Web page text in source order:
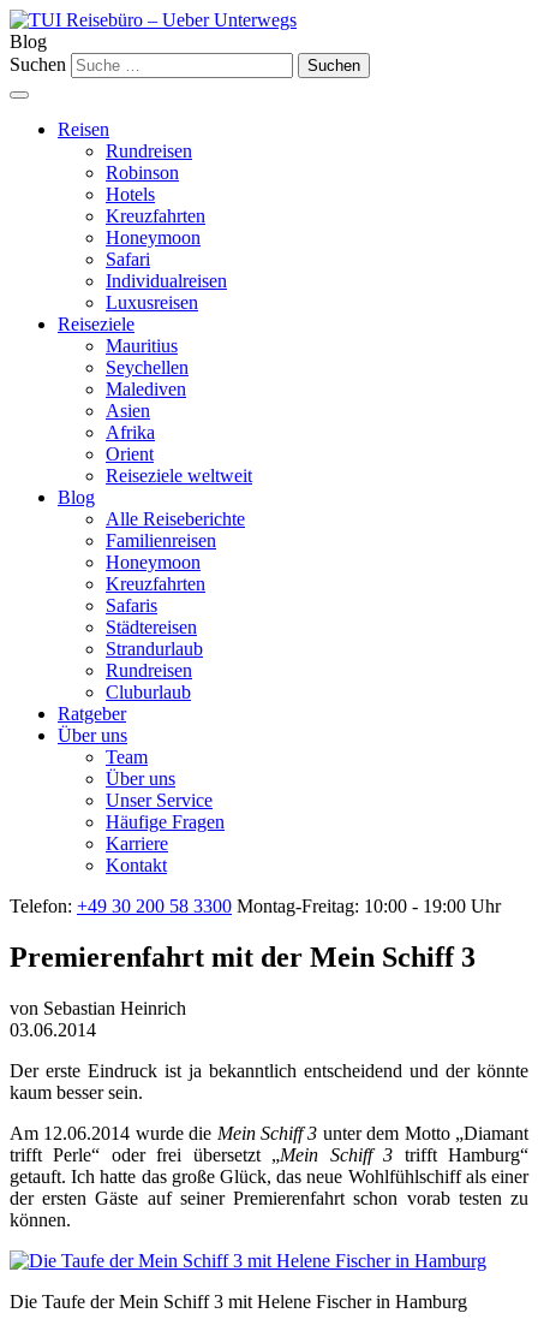
Blog
Suchen
Reisen
Rundreisen
Robinson
Hotels
Kreuzfahrten
Honeymoon
Safari
Individualreisen
Luxusreisen
Reiseziele
Mauritius
Seychellen
Malediven
Asien
Afrika
Orient
Reiseziele weltweit
Blog
Alle Reiseberichte
Familienreisen
Honeymoon
Kreuzfahrten
Safaris
Städtereisen
Strandurlaub
Rundreisen
Cluburlaub
Ratgeber
Über uns
Team
Über uns
Unser Service
Häufige Fragen
Karriere
Kontakt
Telefon: +49 30 200 58 3300 Montag-Freitag: 10:00 - 19:00 Uhr
Premierenfahrt mit der Mein Schiff 3
von Sebastian Heinrich
03.06.2014
Der erste Eindruck ist ja bekanntlich entscheidend und der könnte
kaum besser sein.
Am 12.06.2014 wurde die Mein Schiff 3 unter dem Motto „Diamant
trifft Perle“ oder frei übersetzt „Mein Schiff 3 trifft Hamburg“
getauft. Ich hatte das große Glück, das neue Wohlfühlschiff als einer
der ersten Gäste auf seiner Premierenfahrt schon vorab testen zu
können.
Die Taufe der Mein Schiff 3 mit Helene Fischer in Hamburg